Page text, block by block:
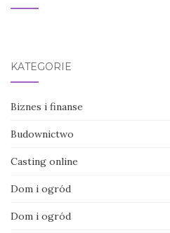
KATEGORIE
Biznes i finanse
Budownictwo
Casting online
Dom i ogród
Dom i ogród